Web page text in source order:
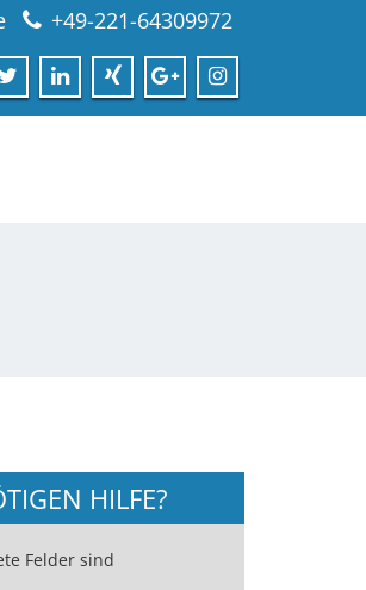
+49-221-64309972
HILFE?
Felder sind